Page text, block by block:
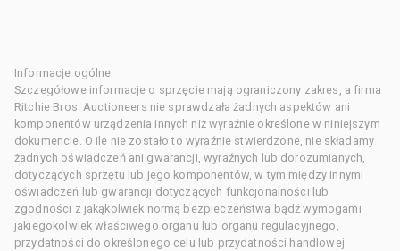
Informacje ogólne
Szczegółowe informacje o sprzęcie mają ograniczony zakres, a firma
Ritchie Bros. Auctioneers nie sprawdzała żadnych aspektów ani
komponentów urządzenia innych niż wyraźnie określone w niniejszym
dokumencie. O ile nie zostało to wyraźnie stwierdzone, nie składamy
żadnych oświadczeń ani gwarancji, wyraźnych lub dorozumianych,
dotyczących sprzętu lub jego komponentów, w tym między innymi
oświadczeń lub gwarancji dotyczących funkcjonalności lub
zgodności z jakąkolwiek normą bezpieczeństwa bądź wymogami
jakiegokolwiek właściwego organu lub organu regulacyjnego,
przydatności do określonego celu lub przydatności handlowej.